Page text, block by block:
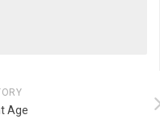
Age